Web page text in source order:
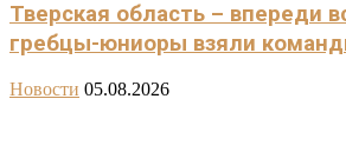
Тверская область – впереди
гребцы-юниоры взяли
Новости 05.08.2026